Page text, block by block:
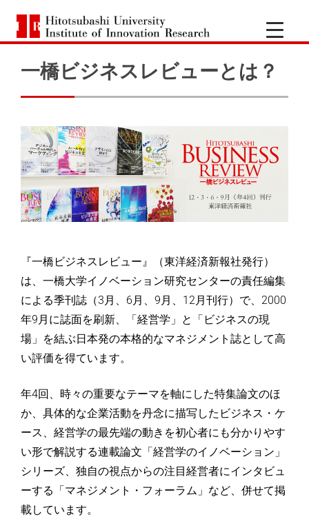
橋
大
イ
ノ
ベ
ー
シ
ョ
ン
研
究
セ
ン
Hitotsubashi
Institute
of
Innovation
一橋ビジネスレビューとは？
『一橋ビジネスレビュー』（東洋経済新報社発行）
は、一橋大学イノベーション研究センターの責任編集
による季刊誌（3月、6月、9月、12月刊行）で、2000
年9月に誌面を刷新、「経営学」と「ビジネスの現
場」を結ぶ日本発の本格的なマネジメント誌として高
い評価を得ています。
年4回、時々の重要なテーマを軸にした特集論文のほ
か、具体的な企業活動を丹念に描写したビジネス・ケ
ース、経営学の最先端の動きを初心者にも分かりやす
い形で解説する連載論文「経営学のイノベーション」
シリーズ、独自の視点からの注目経営者にインタビュ
ーする「マネジメント・フォーラム」など、併せて掲
載しています。